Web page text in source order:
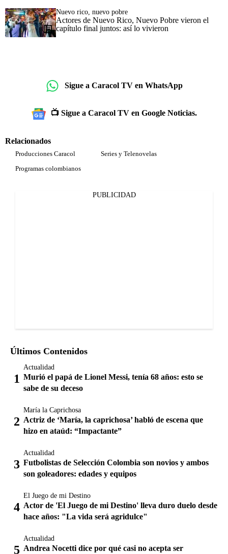
Nuevo rico, nuevo pobre
Actores de Nuevo Rico, Nuevo Pobre vieron el
capítulo final juntos: así lo vivieron
Sigue a Caracol TV en WhatsApp
📺 Sigue a Caracol TV en Google Noticias.
Relacionados
Producciones Caracol
Series y Telenovelas
Programas colombianos
PUBLICIDAD
Últimos Contenidos
Actualidad
Murió el papá de Lionel Messi, tenía 68 años: esto se
sabe de su deceso
María la Caprichosa
Actriz de ‘María, la caprichosa’ habló de escena que
hizo en ataúd: “Impactante”
Actualidad
Futbolistas de Selección Colombia son novios y ambos
son goleadores: edades y equipos
El Juego de mi Destino
Actor de 'El Juego de mi Destino' lleva duro duelo desde
hace años: "La vida será agridulce"
Actualidad
Andrea Nocetti dice por qué casi no acepta ser